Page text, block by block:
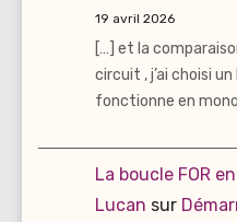
19 avril 2026
[…] et la
circuit , j’ai choisi
fonctionne en
La boucle FOR
Lucan sur